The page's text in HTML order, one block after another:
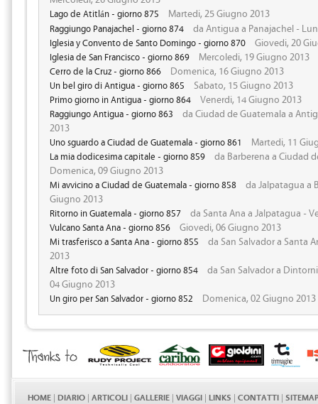
Lago de Atitlán - giorno 875 Martedi, 25 Giugno 2013
Raggiungo Panajachel - giorno 874 da Antigua a Panajachel -
Iglesia y Convento de Santo Domingo - giorno 870 Giovedi, 20
Iglesia de San Francisco - giorno 869 Mercoledi, 19 Giugno 2013
Cerro de la Cruz - giorno 866 Domenica, 16 Giugno 2013
Un bel giro di Antigua - giorno 865 Sabato, 15 Giugno 2013
Primo giorno in Antigua - giorno 864 Venerdi, 14 Giugno 2013
Raggiungo Antigua - giorno 863
da Ciudad de Guatemala a
2013
Uno sguardo a Ciudad de Guatemala - giorno 861 Martedi, 11
La mia dodicesima capitale - giorno 859
da Barberena a Ciudad
Domenica, 09 Giugno 2013
Mi avvicino a Ciudad de Guatemala - giorno 858
da Jalpatagua a
Giugno 2013
Ritorno in Guatemala - giorno 857 da Santa Ana a Jalpatagua -
Vulcano Santa Ana - giorno 856 Giovedi, 06 Giugno 2013
Mi trasferisco a Santa Ana - giorno 855
da San Salvador a Santa
2013
Altre foto di San Salvador - giorno 854
da San Salvador a
04 Giugno 2013
Un giro per San Salvador - giorno 852 Domenica, 02 Giugno 2013
HOME | DIARIO | ARTICOLI | GALLERIE | VIAGGI | LINKS | CONTATTI | SITEMAP